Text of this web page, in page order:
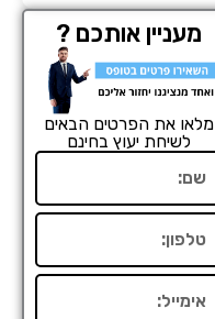
מעניין אותכם ?
מלאו את הפרטים הבאים
לשיחת יעוץ בחינם